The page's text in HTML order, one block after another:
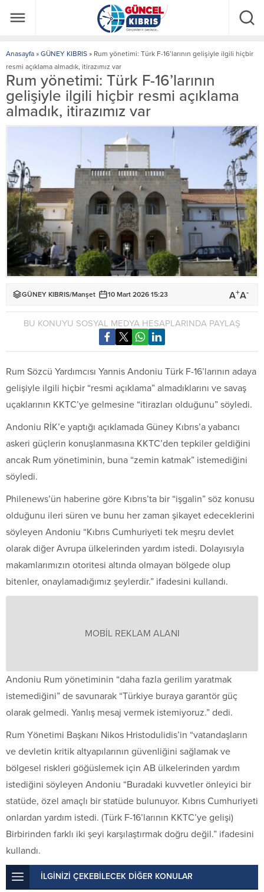
Anasayfa » GÜNEY KIBRIS » Rum yönetimi: Türk F-16’larının gelişiyle ilgili hiçbir
resmi açıklama almadık, itirazımız var
Rum yönetimi: Türk F-16’larının
gelişiyle ilgili hiçbir resmi açıklama
almadık, itirazımız var
GÜNEY KIBRIS/Manşet 10 Mart 2026 15:23 A+A-
BU KONUYU SOSYAL MEDYA HESAPLARINDA PAYLAŞ
Rum Sözcü Yardımcısı Yannis Andoniu Türk F-16’larının adaya
gelişiyle ilgili hiçbir “resmi açıklama” almadıklarını ve savaş
uçaklarının KKTC’ye gelmesine “itirazları olduğunu” söyledi.
Andoniu RİK’e yaptığı açıklamada Güney Kıbrıs’a yabancı
askeri güçlerin konuşlanmasına KKTC’den tepkiler geldiğini
ancak Rum yönetiminin, buna “zemin katmak” istemediğini
söyledi.
Philenews’ün haberine göre Kıbrıs’ta bir “işgalin” söz konusu
olduğunu ileri süren ve bunu her zaman şikayet edeceklerini
söyleyen Andoniu “Kıbrıs Cumhuriyeti tek meşru devlet
olarak diğer Avrupa ülkelerinden yardım istedi. Dolayısıyla
makamlarımızın otoritesi altında olmayan bölgede olup
bitenler, onaylamadığımız şeylerdir.” ifadesini kullandı.
MOBİL REKLAM ALANI
Andoniu Rum yönetiminin “daha fazla gerilim yaratmak
istemediğini” de savunarak “Türkiye buraya garantör güç
olarak gelmedi. Yanlış mesaj vermek istemiyoruz.” dedi.
Rum Yönetimi Başkanı Nikos Hristodulidis’in “vatandaşların
ve devletin kritik altyapılarının güvenliğini sağlamak ve
bölgesel riskleri göğüslemek için AB ülkelerinden yardım
istediğini söyleyen Andoniu “Buradaki kuvvetler önleyici bir
statüde, özel amaçlı bir statüde bulunuyor. Kıbrıs Cumhuriyeti
onlardan yardım istedi. (Türk F-16’larının KKTC’ye gelişi)
Birbirinden farklı iki şeyi karşılaştırmak doğru değil.” ifadesini
kullandı.
İLGİNİZİ ÇEKEBİLECEK DİĞER KONULAR